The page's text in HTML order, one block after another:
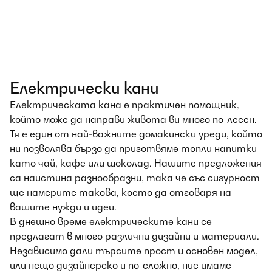
Електрически кани
Електрическата кана е практичен помощник,
който може да направи живота ви много по-лесен.
Тя е един от най-важните домакински уреди, който
ни позволява бързо да приготвяме топли напитки
като чай, кафе или шоколад. Нашите предложения
са наистина разнообразни, така че със сигурност
ще намерите такова, което да отговаря на
вашите нужди и идеи.
В днешно време електрическите кани се
предлагат в много различни дизайни и материали.
Независимо дали търсите прост и основен модел,
или нещо дизайнерско и по-сложно, ние имаме